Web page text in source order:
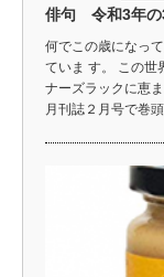
俳句 令和3年の
何でこの歳になっ
ていま す。 この世
ナーズラックに恵
月刊誌２月号で巻